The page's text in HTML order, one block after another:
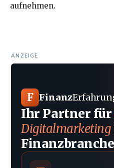
aufnehmen.
ANZEIGE
F Finanz
Ihr Partner für
Digitalmarketing